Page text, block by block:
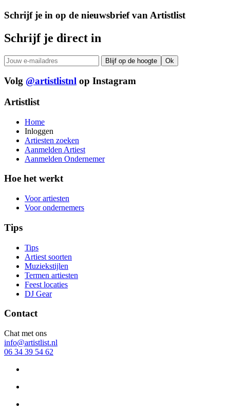
Schrijf je in op de nieuwsbrief van Artistlist
Schrijf je direct in
Volg @artistlistnl op Instagram
Artistlist
Home
Inloggen
Artiesten zoeken
Aanmelden Artiest
Aanmelden Ondernemer
Hoe het werkt
Voor artiesten
Voor ondernemers
Tips
Tips
Artiest soorten
Muziekstijlen
Termen artiesten
Feest locaties
DJ Gear
Contact
Chat met ons
info@artistlist.nl
06 34 39 54 62